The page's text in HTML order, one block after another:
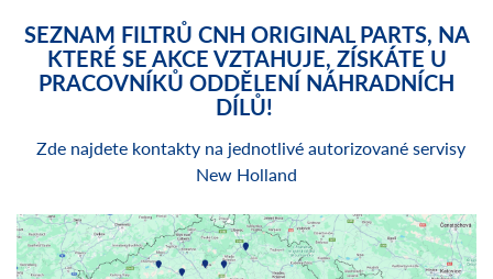
SEZNAM FILTRŮ CNH ORIGINAL PARTS, NA
KTERÉ SE AKCE VZTAHUJE, ZÍSKÁTE U
PRACOVNÍKŮ ODDĚLENÍ NÁHRADNÍCH
DÍLŮ!
Zde najdete kontakty na jednotlivé autorizované servisy
New Holland